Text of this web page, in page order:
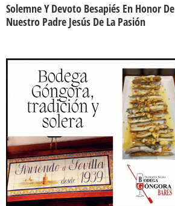
Solemne Y Devoto Besapiés En Honor De
Nuestro Padre Jesús De La Pasión